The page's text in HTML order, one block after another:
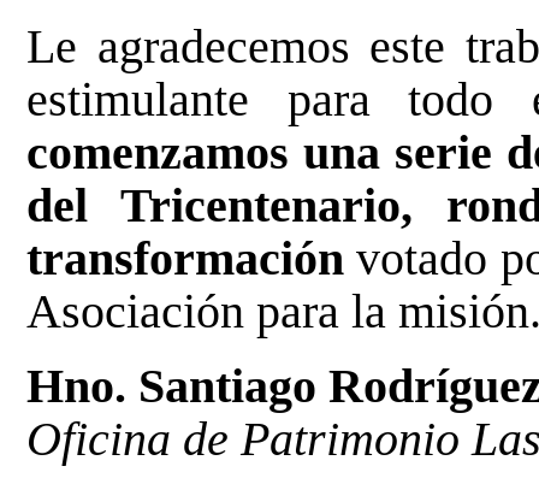
Le agradecemos este
estimulante para
comenzamos una serie
del Tricentenario,
transformación votado
Asociación para la
Hno. Santiago
Oficina de Patrimonio